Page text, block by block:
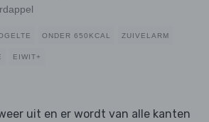
ONDER 650KCAL ZUIVELARM
EIWIT+
uit en er wordt van alle kanten